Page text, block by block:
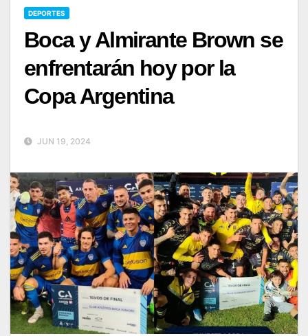
DEPORTES
Boca y Almirante Brown se
enfrentarán hoy por la
Copa Argentina
JUN 19, 2024